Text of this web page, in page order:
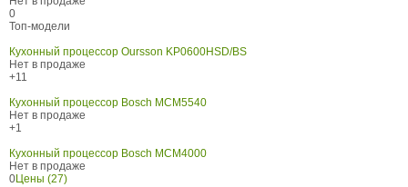
0
Топ-модели
Кухонный процессор Oursson KP0600HSD/BS
Нет в продаже
+11
Кухонный процессор Bosch MCM5540
Нет в продаже
+1
Кухонный процессор Bosch MCM4000
Нет в продаже
0Цены (27)